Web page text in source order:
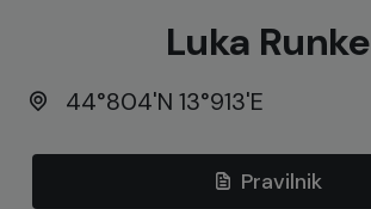
Luka Runke
44°804'N 13°913'E
Pravilnik